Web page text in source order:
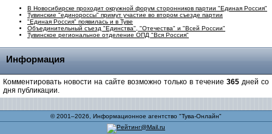
В Новосибирске проходит окружной форум сторонников партии "Единая Россия"
Тувинские "единороссы" примут участие во втором съезде партии
"Единая Россия" появилась и в Туве
Объединительный съезд "Единства", "Отечества" и "Всей России"
Тувинское региональное отделение ОПД "Вся Россия"
Информация
Комментировать новости на сайте возможно только в течение 365 дней со
дня публикации.
© 2001–2026, Информационное агентство "Тува-Онлайн"